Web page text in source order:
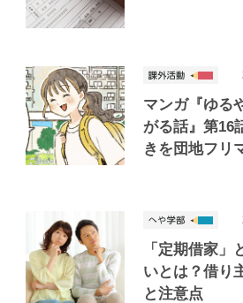
マンガ『ゆる
がる話』第16
きを団地フリ
「定期借家」
いとは？借り
と注意点